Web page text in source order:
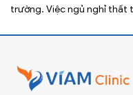
trường. Việc ngủ nghỉ thất